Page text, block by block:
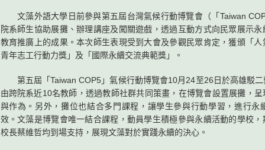
文藻外語大學日前參與第五屆台灣氣候行動博覽會（「Taiwan
院系師生協助展攤、辦理講座及闖關遊戲，透過互動方式向民眾展示
教育推廣上的成果。本次師生表現受到大會及參觀民眾肯定，獲頒「
青年志工行動力獎」及「國際永續交流典範獎」。
第五屆「Taiwan COP5」氣候行動博覽會10月24至26日於高雄駁二
由跨院系近10名教師，透過教師社群共同策畫，在博覽會設置展攤，
與作為。另外，攤位也結合多門課程，讓學生參與行動學習，進行永
效。文藻是博覽會唯一結合課程，動員學生積極參與永續活動的學校，
校長蔡維哲均到場支持，展現文藻對於實踐永續的決心。